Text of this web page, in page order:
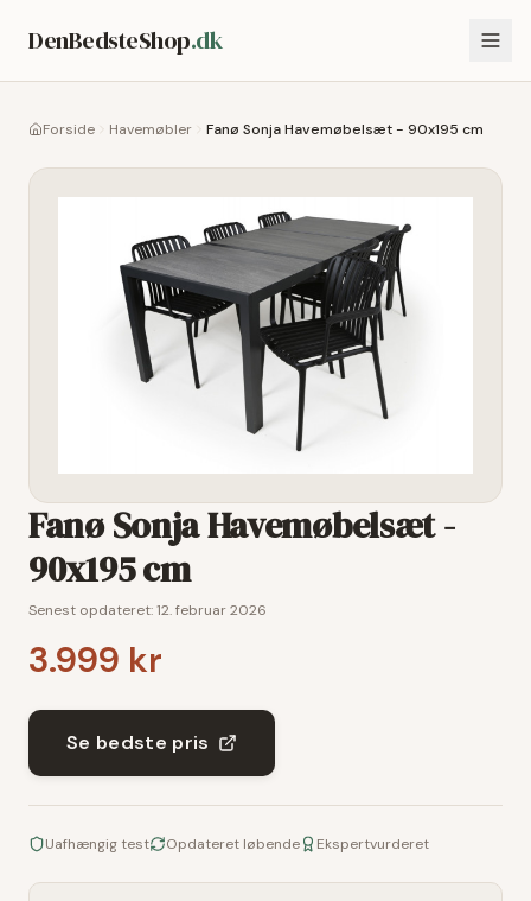
DenBedsteShop.dk
Forside Havemøbler Fanø Sonja Havemøbelsæt - 90x195 cm
Fanø Sonja Havemøbelsæt -
90x195 cm
Senest opdateret:12. februar 2026
3.999 kr
Se bedste pris
Uafhængig test Opdateret løbende Ekspertvurderet